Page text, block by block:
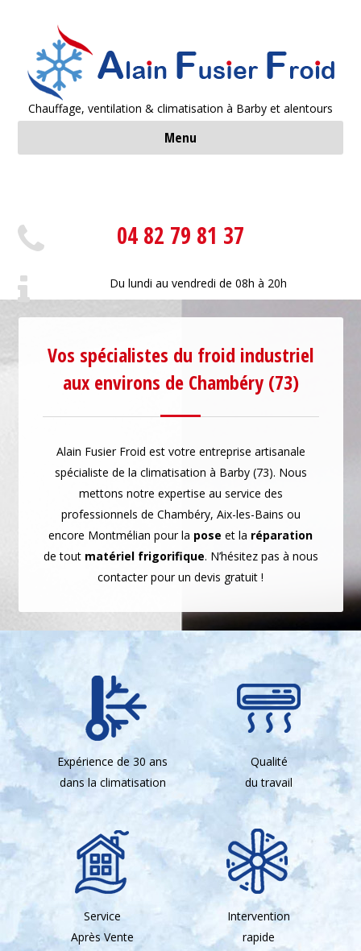
Chauffage, ventilation & climatisation à Barby et alentours
Menu
POMPE À CHALEUR
LOCATION FRIGO
04 82 79 81 37
Du lundi au vendredi de 08h à 20h
Vos spécialistes du froid industriel
aux environs de Chambéry (73)
Alain Fusier Froid est votre entreprise artisanale
spécialiste de la climatisation à Barby (73). Nous
mettons notre expertise au service des
professionnels de Chambéry, Aix-les-Bains ou
encore Montmélian pour la pose et la réparation
de tout matériel frigorifique. N’hésitez pas à nous
contacter pour un devis gratuit !
Expérience de 30 ans
dans la climatisation
Qualité
du travail
Service
Après Vente
Intervention
rapide